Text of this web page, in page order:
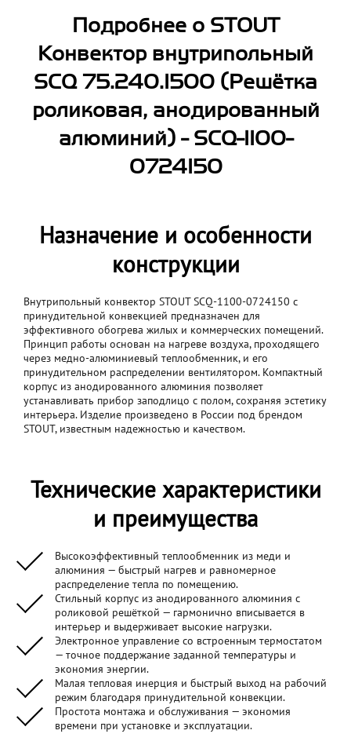
Подробнее о STOUT
Конвектор внутрипольный
SCQ 75.240.1500 (Решётка
роликовая, анодированный
алюминий) - SCQ-1100-
0724150
Назначение и особенности
конструкции
Внутрипольный конвектор STOUT SCQ-1100-0724150 с
принудительной конвекцией предназначен для
эффективного обогрева жилых и коммерческих помещений.
Принцип работы основан на нагреве воздуха, проходящего
через медно-алюминиевый теплообменник, и его
принудительном распределении вентилятором. Компактный
корпус из анодированного алюминия позволяет
устанавливать прибор заподлицо с полом, сохраняя эстетику
интерьера. Изделие произведено в России под брендом
STOUT, известным надежностью и качеством.
Технические характеристики
и преимущества
Высокоэффективный теплообменник из меди и
алюминия — быстрый нагрев и равномерное
распределение тепла по помещению.
Стильный корпус из анодированного алюминия с
роликовой решёткой — гармонично вписывается в
интерьер и выдерживает высокие нагрузки.
Электронное управление со встроенным термостатом
— точное поддержание заданной температуры и
экономия энергии.
Малая тепловая инерция и быстрый выход на рабочий
режим благодаря принудительной конвекции.
Простота монтажа и обслуживания — экономия
времени при установке и эксплуатации.